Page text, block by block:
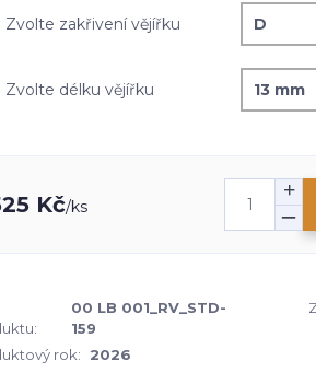
Zvolte zakřivení vějířku
Zvolte délku vějířku
Kč/ks
00 LB 001_RV_STD-
159
rok: 2026